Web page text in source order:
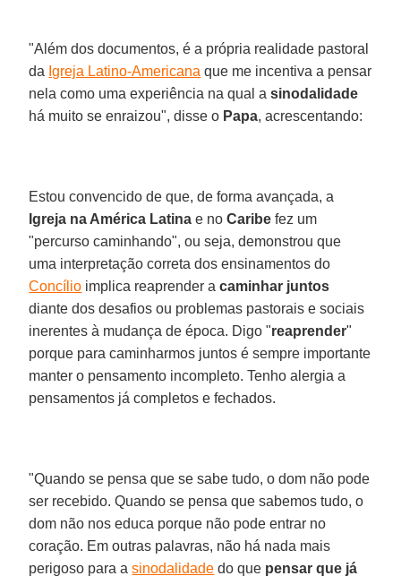
"Além dos documentos, é a própria realidade pastoral
da Igreja Latino-Americana que me incentiva a pensar
nela como uma experiência na qual asinodalidade
há muito se enraizou", disse o Papa, acrescentando:
Estou convencido de que, de forma avançada, a
Igreja na América Latina e noCaribe fez um
"percurso caminhando", ou seja, demonstrou que
uma interpretação correta dos ensinamentos do
Concílio implica reaprender acaminhar juntos
diante dos desafios ou problemas pastorais e sociais
inerentes à mudança de época. Digo "reaprender"
porque para caminharmos juntos é sempre importante
manter o pensamento incompleto. Tenho alergia a
pensamentos já completos e fechados.
"Quando se pensa que se sabe tudo, o dom não pode
ser recebido. Quando se pensa que sabemos tudo, o
dom não nos educa porque não pode entrar no
coração. Em outras palavras, não há nada mais
perigoso para asinodalidade do que pensar que já